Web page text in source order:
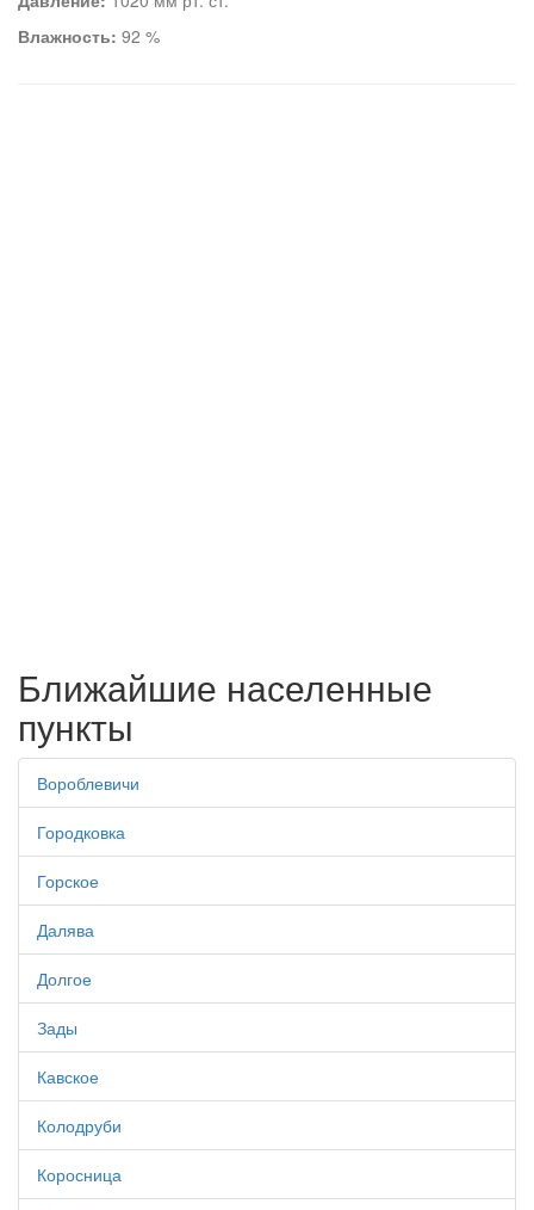
Влажность: 92 %
Ближайшие населенные
пункты
Вороблевичи
Городковка
Горское
Далява
Долгое
Зады
Кавское
Колодруби
Коросница